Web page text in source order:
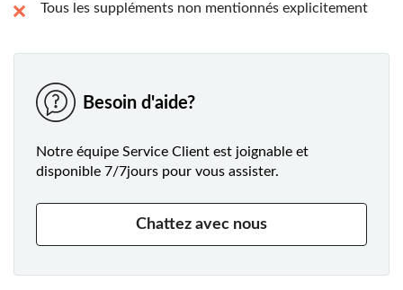
Tous les suppléments non mentionnés explicitement
Besoin d'aide?
Notre équipe Service Client est joignable et
disponible 7/7jours pour vous assister.
Chattez avec nous